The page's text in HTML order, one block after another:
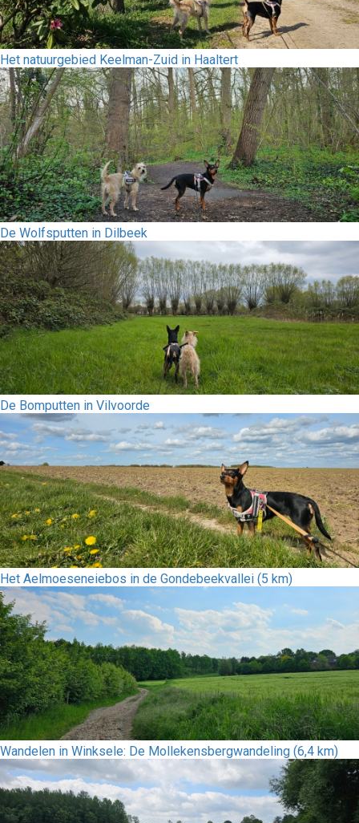
Het natuurgebied Keelman-Zuid in Haaltert
De Wolfsputten in Dilbeek
De Bomputten in Vilvoorde
Het Aelmoeseneiebos in de Gondebeekvallei (5 km)
Wandelen in Winksele: De Mollekensbergwandeling (6,4 km)